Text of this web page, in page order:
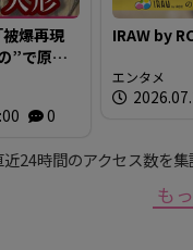
爆再現
”で原爆
アート
形の持
さ” 0
IRAW by
エンタメ
24時間のアクセス数を集
も